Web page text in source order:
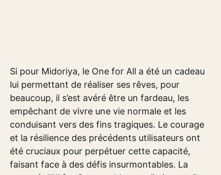
Si pour Midoriya, le One for All a été un cadeau
lui permettant de réaliser ses rêves, pour
beaucoup, il s’est avéré être un fardeau, les
empêchant de vivre une vie normale et les
conduisant vers des fins tragiques. Le courage
et la résilience des précédents utilisateurs ont
été cruciaux pour perpétuer cette capacité,
faisant face à des défis insurmontables. La